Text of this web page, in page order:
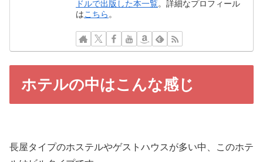
ドルで出版した本一覧。詳細なプロフィール
はこちら 。
ホテルの中はこんな感じ
長屋タイプのホステルやゲストハウスが多い中、このホテ